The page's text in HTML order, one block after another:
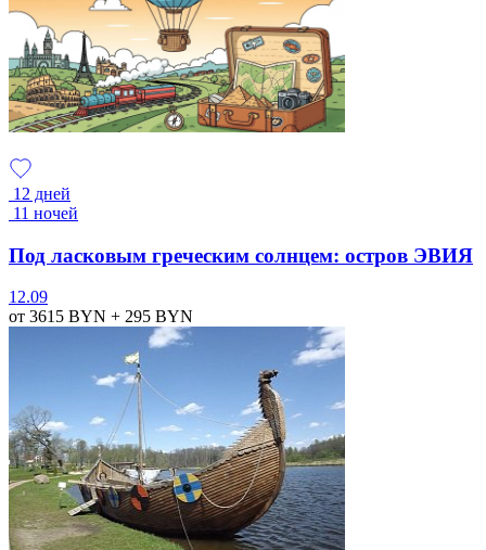
12 дней
11 ночей
Под ласковым греческим солнцем: остров ЭВИЯ
12.09
от 3615 BYN + 295 BYN